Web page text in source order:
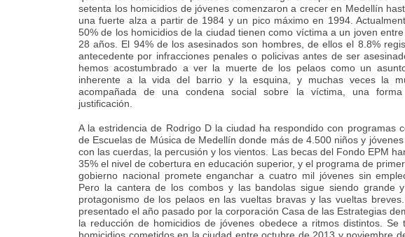
setenta los homicidios de jóvenes comenzaron a crecer en Medellín
una fuerte alza a partir de 1984 y un pico máximo en 1994.
50% de los homicidios de la ciudad tienen como víctima a un joven
28 años. El 94% de los asesinados son hombres, de ellos el 8.8%
antecedente por infracciones penales o policivas antes de ser
hemos acostumbrado a ver la muerte de los pelaos como un asunto
inherente a la vida del barrio y la esquina, y muchas veces la
acompañada de una condena social sobre la víctima, una
justificación.
A la estridencia de Rodrigo D la ciudad ha respondido con programas
de Escuelas de Música de Medellín donde más de 4.500 niños y
con las cuerdas, la percusión y los vientos. Las becas del Fondo EPM
35% el nivel de cobertura en educación superior, y el programa de
gobierno nacional promete enganchar a cuatro mil jóvenes sin
Pero la cantera de los combos y las bandolas sigue siendo grande
protagonismo de los pelaos en las vueltas bravas y las vueltas
presentado el año pasado por la corporación Casa de las Estrategias
la reducción de homicidios de jóvenes obedece a ritmos distintos. Se